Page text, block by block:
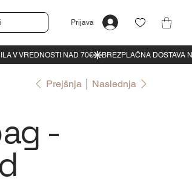
Prijava
Prejšnja Naslednja
-